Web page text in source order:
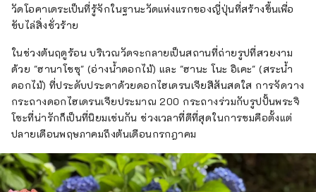
วัดโอคาเดระเป็นที่รู้จักในฐานะวัดแห่งแรกของญี่ปุ่นที่สร้างขึ้นเพื่อ
ขับไล่สิ่งชั่วร้าย
ในช่วงต้นฤดูร้อน บริเวณวัดจะกลายเป็นสถานที่ถ่ายรูปที่สวยงาม
ด้วย "ฮานาโชซุ" (อ่างน้ำดอกไม้) และ "ฮานะ โนะ อิเคะ" (สระน้ำ
ดอกไม้) ที่ประดับประดาด้วยดอกไฮเดรนเจียสีสันสดใส การจัดวาง
กระถางดอกไฮเดรนเจียประมาณ 200 กระถางร่วมกับรูปปั้นพระจิ
โซะที่น่ารักก็เป็นที่นิยมเช่นกัน ช่วงเวลาที่ดีที่สุดในการชมคือตั้งแต่
ปลายเดือนพฤษภาคมถึงต้นเดือนกรกฎาคม